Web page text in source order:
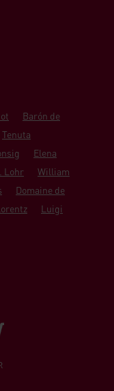
Barón de
Tenuta
Elena
Lohr
William
Domaine de
Luigi